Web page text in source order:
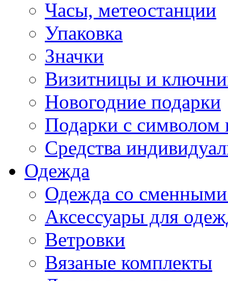
Часы, метеостанции
Упаковка
Значки
Визитницы и
Новогодние подарки
Подарки с символом
Средства
Одежда
Одежда со сменными
Аксессуары для
Ветровки
Вязаные комплекты